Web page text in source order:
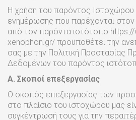
Η χρήση του παρόντος Ιστοχώρου
ενημέρωσης που παρέχονται
από τον παρόντα ιστότοπο
xenophon.gr/ προϋποθέτει την
σας με την Πολιτική Προστασίας
Δεδομένων του παρόντος
Α. Σκοποί επεξεργασίας
Ο σκοπός επεξεργασίας των
στο πλαίσιο του ιστοχώρου μας
συγκέντρωσή τους για την